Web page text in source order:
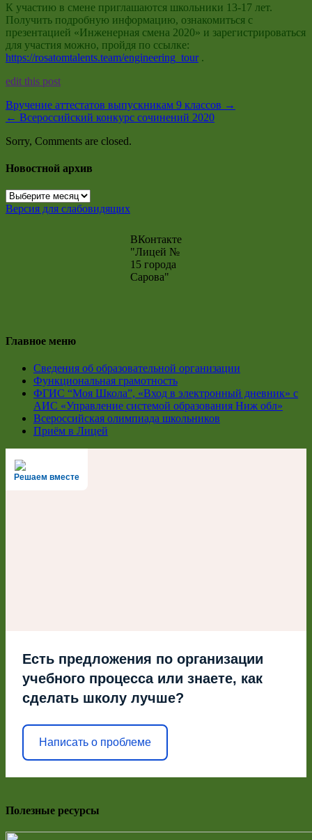
К участию в смене приглашаются школьники 13-17 лет.
Получить подробную информацию, ознакомиться с
презентацией «Инженерная смена 2020» и зарегистрироваться
для участия можно, пройдя по ссылке:
https://rosatomtalents.team/engineering_tour.
edit this post
Вручение аттестатов выпускникам 9 классов →
← Всероссийский конкурс сочинений 2020
Sorry, Comments are closed.
Новостной архив
Новостной
архив
Версия для слабовидящих
ВКонтакте
"Лицей №
15 города
Сарова"
Главное меню
Сведения об образовательной организации
Функциональная грамотность
ФГИС “Моя Школа”, «Вход в электронный дневник» с
АИС «Управление системой образования Ниж обл»
Всероссийская олимпиада школьников
Приём в Лицей
Решаем вместе
Есть предложения по организации
учебного процесса или знаете, как
сделать школу лучше?
Написать о проблеме
Полезные ресурсы